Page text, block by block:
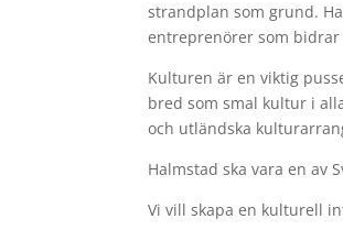
strandplan som grund.
entreprenörer som
Kulturen är en viktig
bred som smal kultur i
och utländska
Halmstad ska vara en av
Vi vill skapa en kulturell